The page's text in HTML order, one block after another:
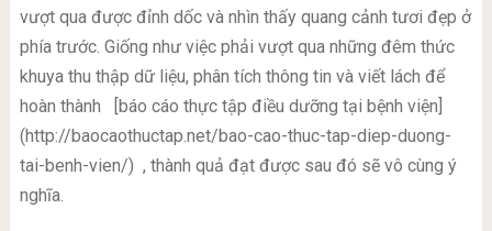
vượt qua được đỉnh dốc và nhìn thấy quang cảnh tươi đẹp ở
phía trước. Giống như việc phải vượt qua những đêm thức
khuya thu thập dữ liệu, phân tích thông tin và viết lách để
hoàn thành
[báo cáo thực tập điều dưỡng tại bệnh viện]
(http://baocaothuctap.net/bao-cao-thuc-tap-diep-duong-
tai-benh-vien/) , thành quả đạt được sau đó sẽ vô cùng ý
nghĩa.